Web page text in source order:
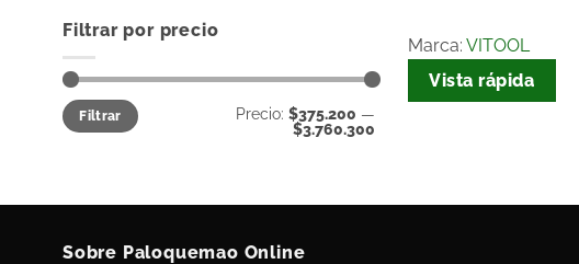
Filtrar por precio
Filtrar Precio: $375.200 —
$3.760.300
Marca: VITOOL
Vista rápida
Sobre Paloquemao Online